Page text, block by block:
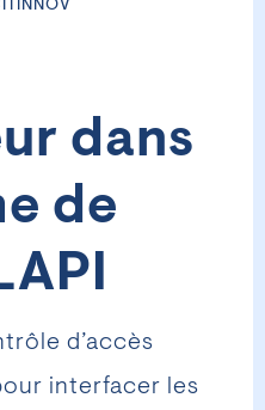
dans
de
d’accès
interfacer les